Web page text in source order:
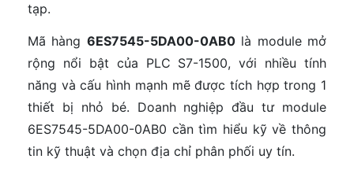
tạp.
Mã hàng 6ES7545-5DA00-0AB0là module mở
rộng nổi bật của PLC S7-1500, với nhiều tính
năng và cấu hình mạnh mẽ được tích hợp trong 1
thiết bị nhỏ bé. Doanh nghiệp đầu tư module
6ES7545-5DA00-0AB0 cần tìm hiểu kỹ về thông
tin kỹ thuật và chọn địa chỉ phân phối uy tín.